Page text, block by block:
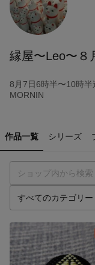
縁屋〜Leo〜８
8月7日6時半〜10時
MORNIN
作品一覧 シリーズ